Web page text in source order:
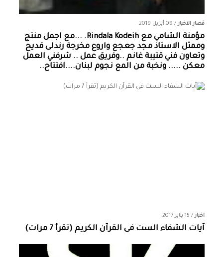
قصار الاخبار/ 09 أبريل 2019
مؤمنة الشامي‏ مع ‏‎Rindala Kodeih‎‏. ...مع اجمل منتج
وممثل الاستاذ مجد جعجع واروع مخرجة رندلى قديح
وتعاون فني قتيبة غانم ..وفريق عمل .. شرفني العمل
معكن ..... ونخبة من المع نجوم لبنان....افتتاح..
اخبار/ 15 يناير 2017
آيات الشفاء الست فى القرآن الكريم (تقرأ 7 مرات)